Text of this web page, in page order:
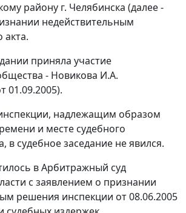
району г. Челябинска (далее -
недействительным
акта.
приняла участие
- Новикова И.А.
01.09.2005).
надлежащим образом
и месте судебного
в судебное заседание не явился.
в Арбитражный суд
с заявлением о признании
решения инспекции от 08.06.2005